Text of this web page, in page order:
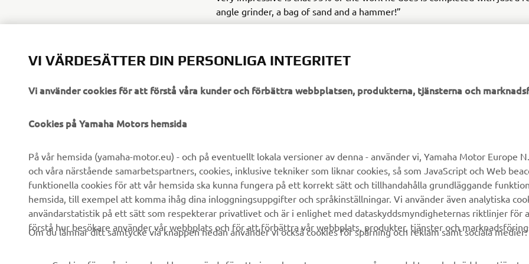
angle grinder, a bag of sand and a hammer!”
FÖRETAG
Om oss
Nyheter
Yamaha Press
Broschyrer
B2B
eBike-system
Myndigheter
Golfbanor
Räddningstjänst
Körskolor
Yamaha Music
Yamaha Racing
Yamaha Motor Global
Mobilappar
Reservdelskatalog
Yamaha-återförsäljare
Hantering av avfall från
batterier
VI VÄRDESÄTTER DIN PERSONLIGA INTEGRITET
Vi använder cookies för att förstå våra kunder och förbättra webbplatsen, produkterna, tjänsterna och
Cookies på Yamaha Motors hemsida
På vår hemsida (yamaha-motor.eu) - och på eventuellt lokala versioner av denna - använder vi, Yamaha Motor Europe
och våra närstående samarbetspartners, cookies, inklusive tekniker som liknar cookies, så som JavaScript och Web
funktionella cookies för att vår hemsida ska kunna fungera på ett korrekt sätt och tillhandahålla grundläggande
hemsida, till exempel att komma ihåg dina inloggningsuppgifter och språkinställningar. Vi använder även analytiska
användarstatistik på ett sätt som respekterar privatlivet och är i enlighet med dataskyddsmyndigheternas riktlinjer för
förstå hur besökare använder vår webbplats och för att förbättra vår webbplats, produkter, tjänster och
Om du lämnar ditt samtycke via knappen nedan använder vi också cookies för spårning och reklam samt sociala medier: